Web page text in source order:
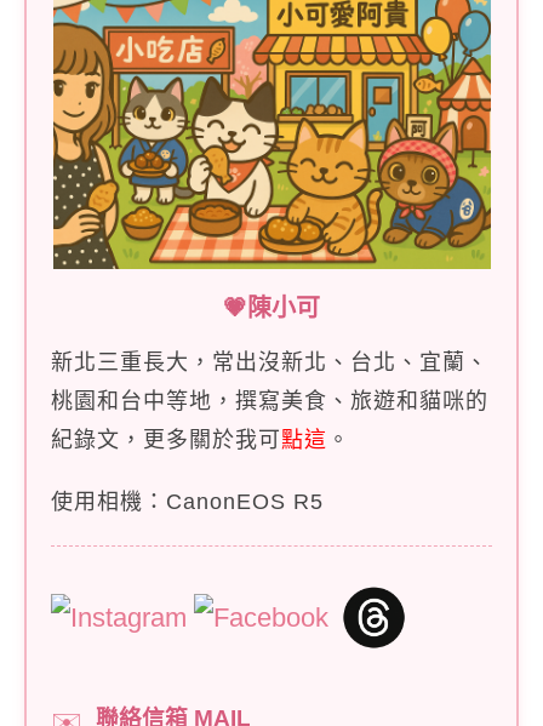
💗陳小可
新北三重長大，常出沒新北、台北、宜蘭、
桃園和台中等地，撰寫美食、旅遊和貓咪的
紀錄文，更多關於我可 點這 。
使用相機：CanonEOS R5
聯絡信箱 MAIL